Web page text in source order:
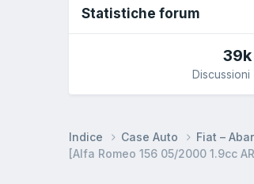
Statistiche forum
39k
Discussioni
Indice Case Auto Fiat –
[Alfa Romeo 156 05/2000 1.9cc